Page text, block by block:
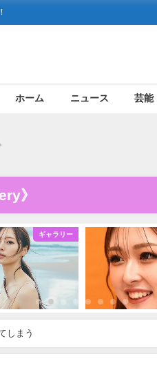
ホーム ニュース 芸能
》
ギャラリー
しまう